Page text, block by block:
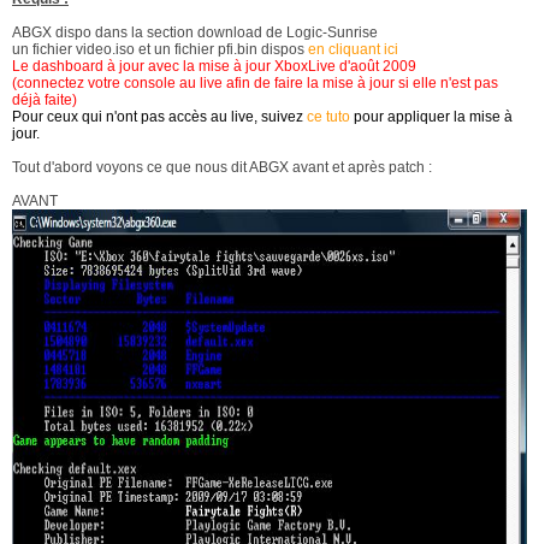
ABGX dispo dans la section download de Logic-Sunrise
un fichier video.iso et un fichier pfi.bin dispos en cliquant ici
Le dashboard à jour avec la mise à jour XboxLive d'août 2009
(connectez votre console au live afin de faire la mise à jour si elle n'est pas
déjà faite)
Pour ceux qui n'ont pas accès au live, suivez ce tuto pour appliquer la mise à
jour.
Tout d'abord voyons ce que nous dit ABGX avant et après patch :
AVANT